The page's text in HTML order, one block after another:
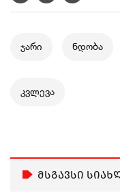
ჯარი ნდობა
კვლევა
მსგავსი